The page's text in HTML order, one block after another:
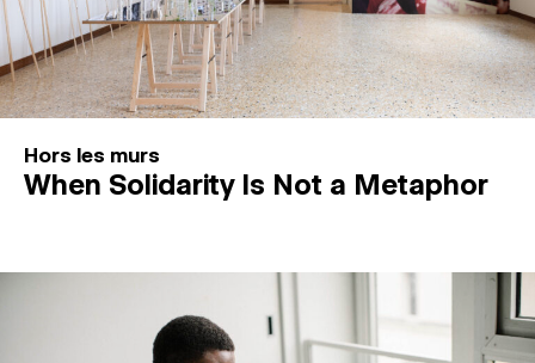
Hors les murs
When Solidarity Is Not a Metaphor